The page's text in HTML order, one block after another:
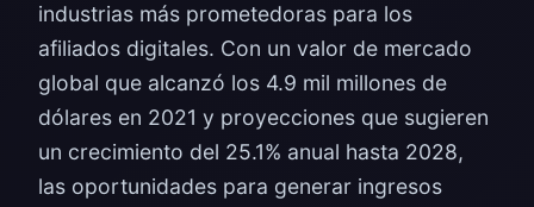
industrias más prometedoras para los
afiliados digitales. Con un valor de mercado
global que alcanzó los 4.9 mil millones de
dólares en 2021 y proyecciones que sugieren
un crecimiento del 25.1% anual hasta 2028,
las oportunidades para generar ingresos